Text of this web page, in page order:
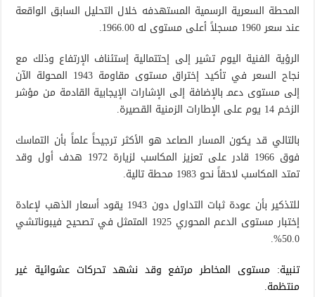
المحطة السعرية الرسمية المستهدفه خلال التحليل السابق الواقعة
عند سعر 1960 مسجلاً أعلى مستوى له 1966.00.
الرؤية الفنية اليوم تشير إلى إحتتمالية إستئناف الإرتفاع وذلك مع
نجاح السعر في تأكيد إختراق مستوى مقاومة 1943 المحولة الآن
إلى مستوى دعمـ بالإضافة إلى الإشارات الإيجابية القادمة من مؤشر
الزخم 14 يوم على الإطارات الزمنية القصيرة.
بالتالي قد يكون المسار الصاعد هو الأكثر ترجيحاً علماً بأن التماسك
فوق 1966 قادر على تعزيز المكاسب لزيارة 1972 هدف أول وقد
تمتد المكاسب لاحقاً نحو 1983 محطة تالية.
للتذكير بأن عودة ثبات التداول دون 1943 يقود أسعار الذهب لإعادة
إختبار مستوى الدعم المحوري 1925 المتمثل في تصحيح فيبوناتشي
50.0%.
تنبية: مستوى المخاطر مرتفع وقد نشهد تحركات عشوائية غير
منتظمة.